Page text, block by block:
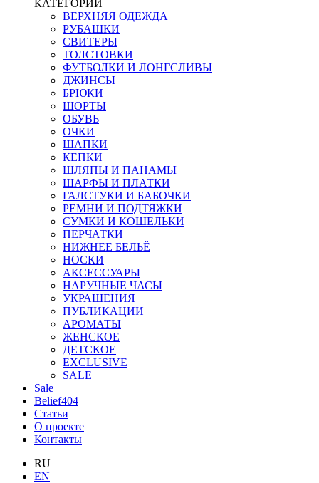
КАТЕГОРИИ
ВЕРХНЯЯ ОДЕЖДА
РУБАШКИ
СВИТЕРЫ
ТОЛСТОВКИ
ФУТБОЛКИ И ЛОНГСЛИВЫ
ДЖИНСЫ
БРЮКИ
ШОРТЫ
ОБУВЬ
ОЧКИ
ШАПКИ
КЕПКИ
ШЛЯПЫ И ПАНАМЫ
ШАРФЫ И ПЛАТКИ
ГАЛСТУКИ И БАБОЧКИ
РЕМНИ И ПОДТЯЖКИ
СУМКИ И КОШЕЛЬКИ
ПЕРЧАТКИ
НИЖНЕЕ БЕЛЬЁ
НОСКИ
АКСЕССУАРЫ
НАРУЧНЫЕ ЧАСЫ
УКРАШЕНИЯ
ПУБЛИКАЦИИ
АРОМАТЫ
ЖЕНСКОЕ
ДЕТСКОЕ
EXCLUSIVE
SALE
Sale
Belief404
Статьи
О проекте
Контакты
RU
EN